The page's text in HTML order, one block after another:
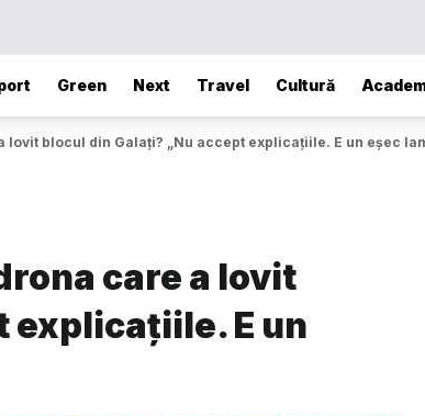
Green Next Travel Cultură
lovit blocul din Galați? „Nu accept explicațiile. E un eșec
care a lovit
explicațiile. E un